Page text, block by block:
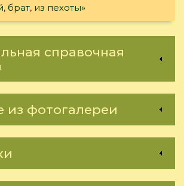
брат, из пехоты»
справочная
из фотогалереи